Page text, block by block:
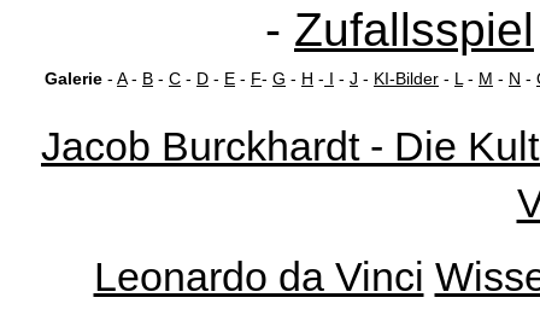
- Zufallsspiel
Galerie - A- B - C - D - E - F- G - H - I - J - KI-Bilder - L - M - N -
Jacob Burckhardt - Die
Leonardo da Vinci